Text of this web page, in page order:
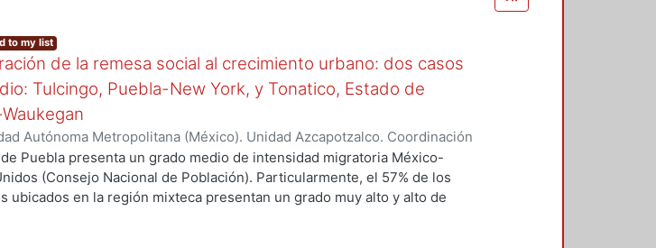
to my list
de la remesa social al crecimiento urbano: dos casos
Tulcingo, Puebla-New York, y Tonatico, Estado de
Autónoma Metropolitana (México). Unidad Azcapotzalco. Coordinación
de Información., 2012-06-08)Moreno Aquino, Alicia Oliva
Puebla presenta un grado medio de intensidad migratoria México-
(Consejo Nacional de Población). Particularmente, el 57% de los
ubicados en la región mixteca presentan un grado muy alto y alto de